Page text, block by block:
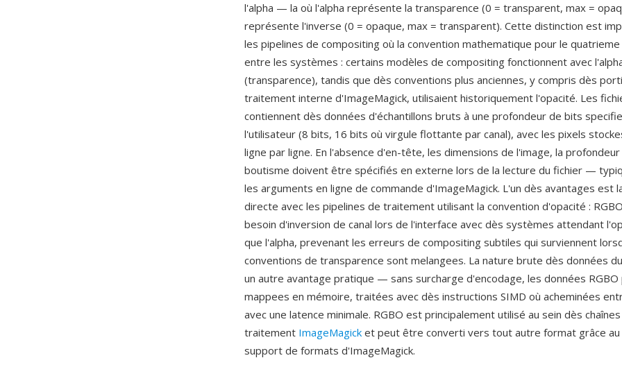
l'alpha — la où l'alpha représente la transparence (0 = transparent, max =
représente l'inverse (0 = opaque, max = transparent). Cette distinction est
les pipelines de compositing où la convention mathematique pour le quatrieme
entre les systèmes : certains modèles de compositing fonctionnent avec
(transparence), tandis que dès conventions plus anciennes, y compris dès
traitement interne d'ImageMagick, utilisaient historiquement l'opacité. Les
contiennent dès données d'échantillons bruts à une profondeur de bits
l'utilisateur (8 bits, 16 bits où virgule flottante par canal), avec les pixels
ligne par ligne. En l'absence d'en-tête, les dimensions de l'image, la
boutisme doivent être spécifiés en externe lors de la lecture du fichier —
les arguments en ligne de commande d'ImageMagick. L'un dès avantages est
directe avec les pipelines de traitement utilisant la convention d'opacité :
besoin d'inversion de canal lors de l'interface avec dès systèmes attendant
que l'alpha, prevenant les erreurs de compositing subtiles qui surviennent
conventions de transparence sont melangees. La nature brute dès données
un autre avantage pratique — sans surcharge d'encodage, les données
mappees en mémoire, traitées avec dès instructions SIMD où acheminées
avec une latence minimale. RGBO est principalement utilisé au sein dès
traitement ImageMagick et peut être converti vers tout autre format grâce
support de formats d'ImageMagick.